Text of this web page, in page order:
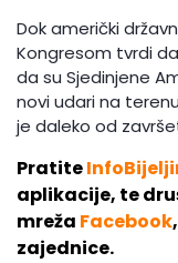
Dok američki
Kongresom tvrdi
da su Sjedinjene
novi udari na
je daleko od
Pratite
aplikacije, te
mreža Facebook,
zajednice.